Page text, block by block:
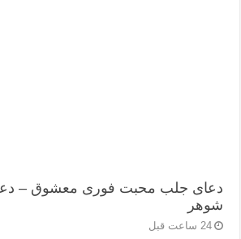
دعای جلب محبت فوری معشوق –
شوهر
24 ساعت قبل